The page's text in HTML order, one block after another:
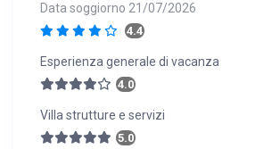
Data soggiorno 21/07/2026
4.4
Esperienza generale di vacanza
4.0
Villa strutture e servizi
5.0